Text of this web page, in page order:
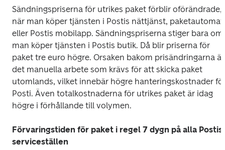
Sändningspriserna för utrikes paket förblir oförändrade,
när man köper tjänsten i Postis nättjänst, paketautomat
eller Postis mobilapp. Sändningspriserna stiger bara om
man köper tjänsten i Postis butik. Då blir priserna för
paket tre euro högre. Orsaken bakom prisändringarna är
det manuella arbete som krävs för att skicka paket
utomlands, vilket innebär högre hanteringskostnader
Posti. Även totalkostnaderna för utrikes paket är idag
högre i förhållande till volymen.
Förvaringstiden för paket i regel 7 dygn på alla Postis
serviceställen